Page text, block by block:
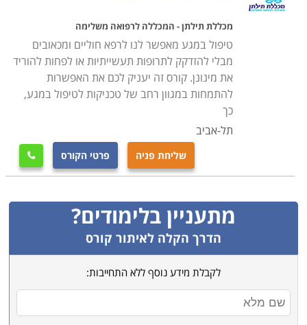
מכללת תילתן - המכללה לרפואה משלימה
טיפול במגע מאפשר לנו לרפא חוליים ומכאובים
מבלי להזדקק לתרופות תעשייתיות או לפחות להוריד
את מינונן. קורס זה יעניק לכם את האפשרות
להתמחות במגוון רחב של טכניקות לטיפול במגע,
כך
תל-אביב
שליחת פניה פרטי הקורס 
מתעניין בלימודים?
הדרך הקלה לאיתור קורס
לקבלת מידע נוסף ללא התחייבות: